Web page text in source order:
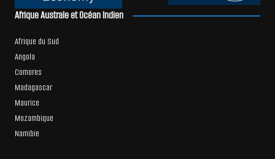
Afrique Australe et Océan Indien
Afrique du Sud
Angola
Comores
Madagascar
Maurice
Mozambique
Namibie